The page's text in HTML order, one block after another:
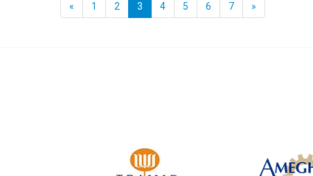
« 1 2 3 4 5 6 7 »